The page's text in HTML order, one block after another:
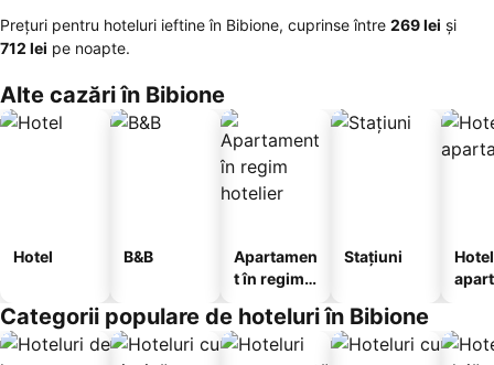
Prețuri pentru hoteluri ieftine în Bibione, cuprinse între ‎269 lei și
‎712 lei pe noapte.
Alte cazări în Bibione
Hotel B&B
Apartamen
t în regim
Stațiuni
Categorii populare de hoteluri în Bibione